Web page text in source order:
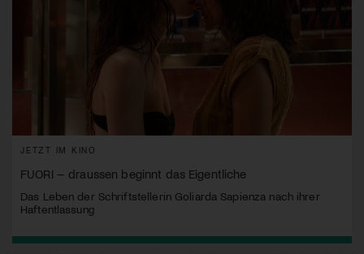
JETZT IM KINO
FUORI – draussen beginnt das Eigentliche
Das Leben der Schriftstellerin Goliarda Sapienza nach ihrer
Haftentlassung